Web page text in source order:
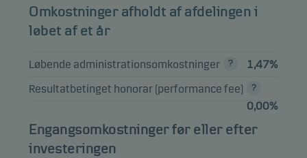
Ltd.
Honda Motor
2,26% Aktier JPY Japan
Vis hele beholdningslisten
Omkostninger afholdt af afdelingen i
løbet af et år
Løbende administrationsomkostninger
1,47%
Resultatbetinget honorar (performance fee)
0,00%
Engangsomkostninger før eller efter
investeringen